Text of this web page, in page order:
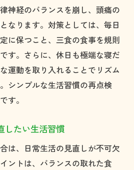
神経のバランスを崩し、頭痛の
なります。対策としては、毎日
に保つこと、三食の食事を規則
す。さらに、休日も極端な寝だ
運動を取り入れることでリズム
シンプルな生活習慣の再点検
す。
したい生活習慣
は、日常生活の見直しが不可欠
ントは、バランスの取れた食